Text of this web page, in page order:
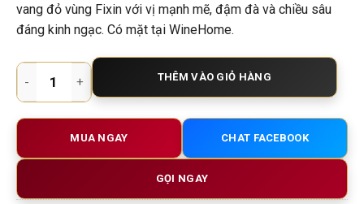
vang đỏ vùng Fixin với vị mạnh mẽ, đậm đà và chiều sâu
đáng kinh ngạc. Có mặt tại WineHome.
Rượu vang Pháp Mark Haisma Fixin – Vang Đỏ Burgundy Cá
THÊM VÀO GIỎ HÀNG
MUA NGAY CHAT FACEBOOK
GỌI NGAY